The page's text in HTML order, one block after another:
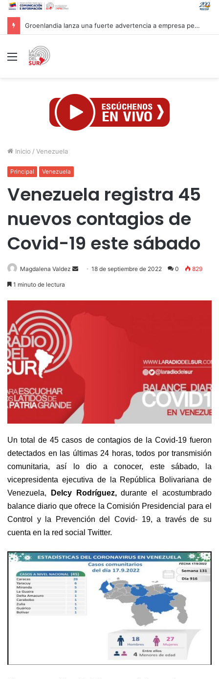
Mandataria Rodríguez felicita a atletas venezolanos por su brillante participación en CAC 2026
Menú
Inicio / Venezuela
Principal Venezuela
Venezuela registra 45
nuevos contagios de
Covid-19 este sábado
Magdalena Valdez
Send18 de septiembre de 2022 0 829
1 minuto de lectura
Un total de 45 casos de contagios de la Covid-19 fueron
detectados en las últimas 24 horas, todos por transmisión
comunitaria,así lo dio a conocer, este sábado, la
vicepresidenta ejecutiva de la República
Bolivariana de
Venezuela, Delcy Rodríguez,durante el acostumbrado
balance diario que ofrece la Comisión Presidencial para el
Control y la Prevención de l Covid- 19, a través de su
cuenta en la red social Twitter.